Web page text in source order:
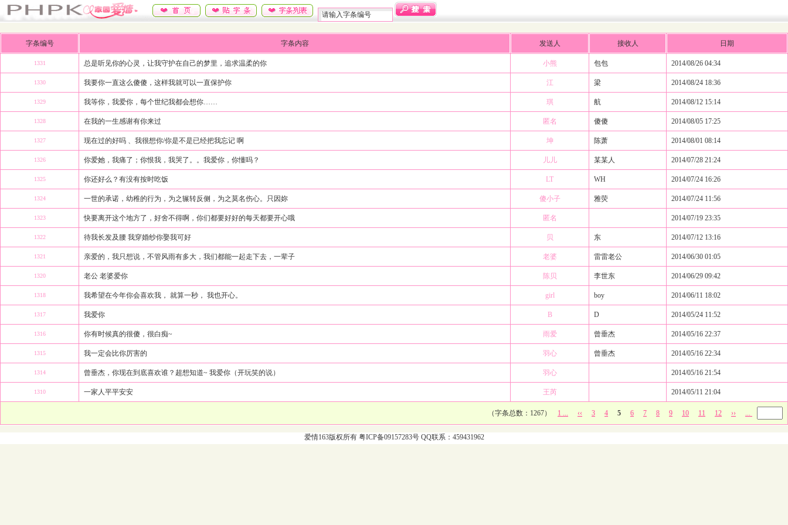
字条编号 字条内容 发送人 接收人 日期
1331 总是听见你的心灵，让我守护在自己的梦里，追求温柔的你 小熊 包包 2014/08/26 04:34
1330 我要你一直这么傻傻，这样我就可以一直保护你 江 梁 2014/08/24 18:36
1329 我等你，我爱你，每个世纪我都会想你…… 琪 航 2014/08/12 15:14
1328 在我的一生感谢有你来过 匿名 傻傻 2014/08/05 17:25
1327 现在过的好吗 、我很想你/你是不是已经把我忘记 啊 坤 陈萧 2014/08/01 08:14
1326 你爱她，我痛了；你恨我，我哭了。。我爱你，你懂吗？ 儿儿 某某人 2014/07/28 21:24
1325 你还好么？有没有按时吃饭 LT WH 2014/07/24 16:26
1324 一世的承诺，幼稚的行为，为之辗转反侧，为之莫名伤心。只因妳 傻小子 雅荧 2014/07/24 11:56
1323 快要离开这个地方了，好舍不得啊，你们都要好好的每天都要开心哦 匿名 2014/07/19 23:35
1322 待我长发及腰 我穿婚纱你娶我可好 贝 东 2014/07/12 13:16
1321 亲爱的，我只想说，不管风雨有多大，我们都能一起走下去，一辈子 老婆 雷雷老公 2014/06/30 01:05
1320 老公 老婆爱你 陈贝 李世东 2014/06/29 09:42
1318 我希望在今年你会喜欢我， 就算一秒， 我也开心。 girl boy 2014/06/11 18:02
1317 我爱你 B D 2014/05/24 11:52
1316 你有时候真的很傻，很白痴~ 雨爱 曾垂杰 2014/05/16 22:37
1315 我一定会比你厉害的 羽心 曾垂杰 2014/05/16 22:34
1314 曾垂杰，你现在到底喜欢谁？超想知道~ 我爱你（开玩笑的说） 羽心 2014/05/16 21:54
1310 一家人平平安安 王芮 2014/05/11 21:04
（字条总数：1267） 1 ... ‹‹ 3 4 5 6 7 8 9 10 11 12 ›› ...
爱情163版权所有 粤ICP备09157283号 QQ联系：459431962